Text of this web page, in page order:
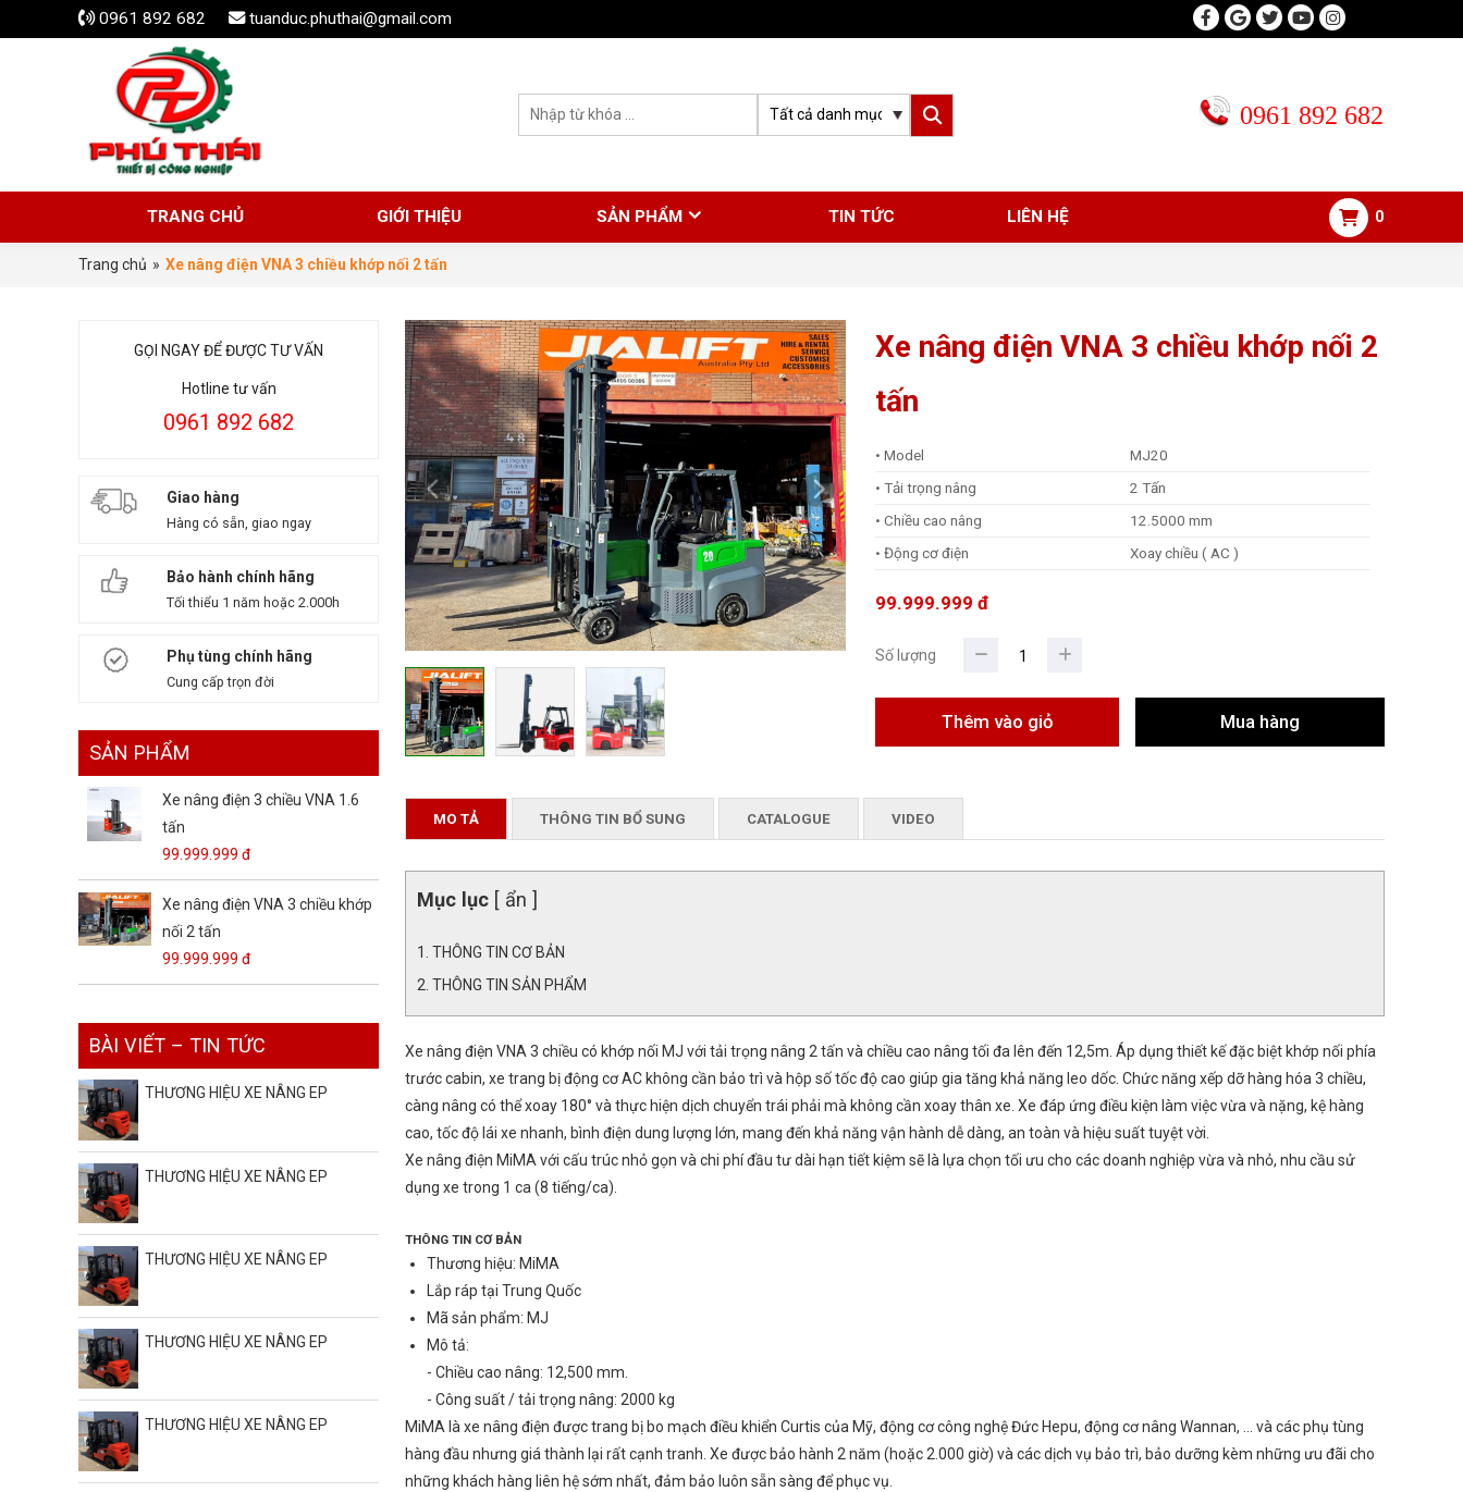
0961 892 682 tuanduc.phuthai@gmail.com
0961 892 682
TRANG CHỦ GIỚI THIỆU SẢN PHẨM TIN TỨC LIÊN HỆ 0
Trang chủ » Xe nâng điện VNA 3 chiều khớp nối 2 tấn
GỌI NGAY ĐỂ ĐƯỢC TƯ VẤN
Hotline tư vấn
0961 892 682
Giao hàng
Hàng có sẵn, giao ngay
Bảo hành chính hãng
Tối thiểu 1 năm hoặc 2.000h
Phụ tùng chính hãng
Cung cấp trọn đời
SẢN PHẨM
Xe nâng điện 3 chiều VNA 1.6
tấn
99.999.999 đ
Xe nâng điện VNA 3 chiều khớp
nối 2 tấn
99.999.999 đ
BÀI VIẾT – TIN TỨC
THƯƠNG HIỆU XE NÂNG EP
THƯƠNG HIỆU XE NÂNG EP
THƯƠNG HIỆU XE NÂNG EP
THƯƠNG HIỆU XE NÂNG EP
THƯƠNG HIỆU XE NÂNG EP
Xe nâng điện VNA 3 chiều khớp nối 2
tấn
• Model
MJ20
• Tải trọng nâng
2 Tấn
• Chiều cao nâng
12.5000 mm
• Động cơ điện
Xoay chiều ( AC )
99.999.999 đ
Số lượng
MO TẢ THÔNG TIN BỔ SUNG CATALOGUE VIDEO
Mục lục [ ẩn ]
THÔNG TIN CƠ BẢN
THÔNG TIN SẢN PHẨM
Xe nâng điện VNA 3 chiều có khớp nối MJ với tải trọng nâng 2 tấn và chiều cao nâng tối đa lên đến 12,5m. Áp dụng thiết kế đặc biệt khớp nối phía
trước cabin, xe trang bị động cơ AC không cần bảo trì và hộp số tốc độ cao giúp gia tăng khả năng leo dốc. Chức năng xếp dỡ hàng hóa 3 chiều,
càng nâng có thể xoay 180° và thực hiện dịch chuyển trái phải mà không cần xoay thân xe. Xe đáp ứng điều kiện làm việc vừa và nặng, kệ hàng
cao, tốc độ lái xe nhanh, bình điện dung lượng lớn, mang đến khả năng vận hành dễ dàng, an toàn và hiệu suất tuyệt vời.
Xe nâng điện MiMA với cấu trúc nhỏ gọn và chi phí đầu tư dài hạn tiết kiệm sẽ là lựa chọn tối ưu cho các doanh nghiệp vừa và nhỏ, nhu cầu sử
dụng xe trong 1 ca (8 tiếng/ca).
THÔNG TIN CƠ BẢN
Thương hiệu: MiMA
Lắp ráp tại Trung Quốc
Mã sản phẩm: MJ
Mô tả:
- Chiều cao nâng: 12,500 mm.
- Công suất / tải trọng nâng: 2000 kg
MiMA là xe nâng điện được trang bị bo mạch điều khiển Curtis của Mỹ, động cơ công nghệ Đức Hepu, động cơ nâng Wannan, ... và các phụ tùng
hàng đầu nhưng giá thành lại rất cạnh tranh. Xe được bảo hành 2 năm (hoặc 2.000 giờ) và các dịch vụ bảo trì, bảo dưỡng kèm những ưu đãi cho
những khách hàng liên hệ sớm nhất, đảm bảo luôn sẵn sàng để phục vụ.